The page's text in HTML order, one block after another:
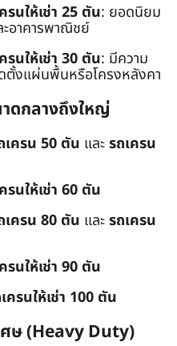
รนให้เช่า 25 ตัน: ยอดนิยม
อาคารพาณิชย์
รนให้เช่า 30 ตัน: มีความ
ตั้งแผ่นพื้นหรือโครงหลังคา
ดกลางถึงใหญ่
เครน 50 ตัน และรถเครน
รนให้เช่า 60 ตัน
เครน 80 ตัน และรถเครน
รนให้เช่า 90 ตัน
ครนให้เช่า 100 ตัน
ษ (Heavy Duty)